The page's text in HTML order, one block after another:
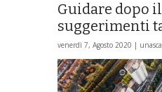
Guidare dopo
suggerimenti
venerdì 7, Agosto 2020 | unasca